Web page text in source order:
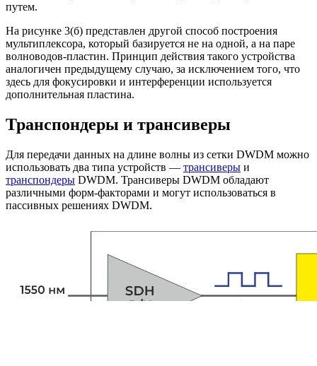
путем.
На рисунке 3(б) представлен другой способ построения
мультиплексора, который базируется не на одной, а на паре
волноводов-пластин. Принцип действия такого устройства
аналогичен предыдущему случаю, за исключением того, что
здесь для фокусировки и интерференции используется
дополнительная пластина.
Транспондеры и трансиверы
Для передачи данных на длине волны из сетки DWDM можно
использовать два типа устройств — трансиверы и
транспондеры DWDM. Трансиверы DWDM обладают
различными форм-факторами и могут использоваться в
пассивных решениях DWDM.